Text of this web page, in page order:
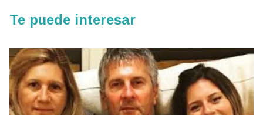
Te puede interesar